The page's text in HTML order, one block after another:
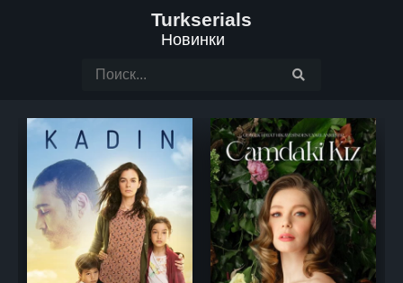
Turkserials
Новинки